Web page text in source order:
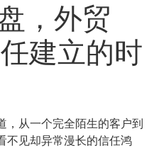
，外贸
建立的时
，从一个完全陌生的客户到
不见却异常漫长的信任鸿